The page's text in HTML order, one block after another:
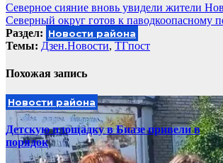
Навигация
по
записям
Северное сияние вновь увидели жители
Северный округ готов к паводкоопасному
Раздел: Новости района
Темы: Дзен.Новости, ТГпост
Похожая запись
Новости района
Детскую площадку в Биазе привели в
порядок